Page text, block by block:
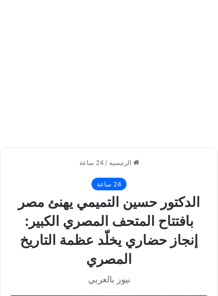
الرئيسية / 24 ساعة
24 ساعة
الدكتور حسين التميمي يهنئ مصر
بافتتاح المتحف المصري الكبير:
إنجاز حضاري يخلّد عظمة التاريخ
المصري
نيوز بالعربي